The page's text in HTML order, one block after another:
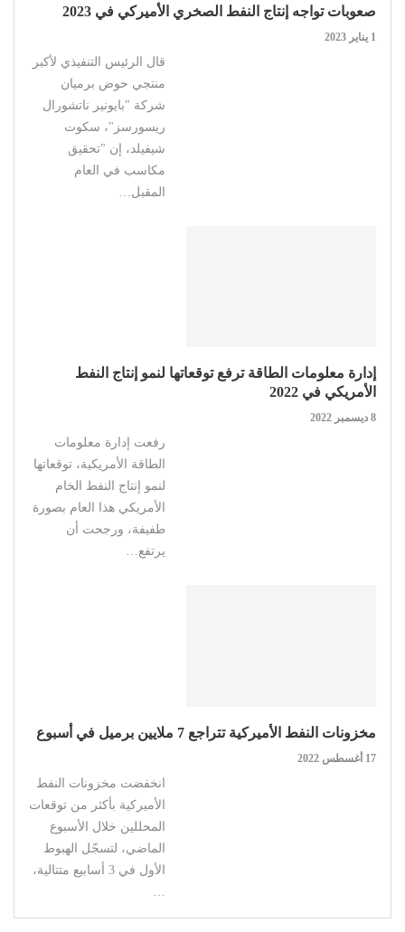
صعوبات تواجه إنتاج النفط الصخري الأميركي في 2023
1 يناير 2023
قال الرئيس التنفيذي لأكبر
منتجي حوض برميان
شركة "بايونير ناتشورال
ريسورسز"، سكوت
شيفيلد، إن "تحقيق
مكاسب في العام
المقبل…
إدارة معلومات الطاقة ترفع توقعاتها لنمو إنتاج النفط
الأمريكي في 2022
8 ديسمبر 2022
رفعت إدارة معلومات
الطاقة الأمريكية، توقعاتها
لنمو إنتاج النفط الخام
الأمريكي هذا العام بصورة
طفيفة، ورجحت أن
يرتفع…
مخزونات النفط الأميركية تتراجع 7 ملايين برميل في أسبوع
17 أغسطس 2022
انخفضت مخزونات النفط
الأميركية بأكثر من توقعات
المحللين خلال الأسبوع
الماضي، لتسجّل الهبوط
الأول في 3 أسابيع متتالية،